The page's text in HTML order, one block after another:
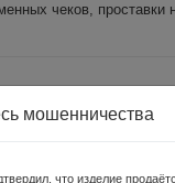
чеков, проставки
область, п.
новым 5 лет назад
мошенничества
что изделие